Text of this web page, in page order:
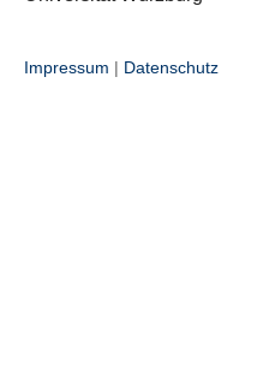
Impressum | Datenschutz